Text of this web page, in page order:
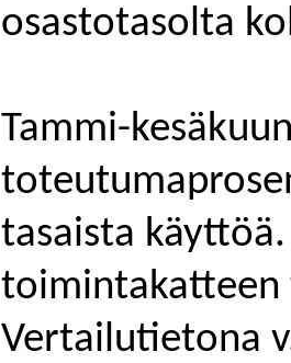
osastotasolta
Tammi-
tasaista
toimintakatteen
Vertailutietona